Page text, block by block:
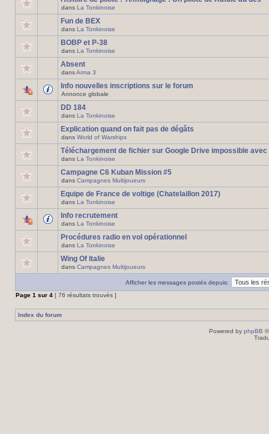
dans La Tonkinoise
Fun de BEX
dans La Tonkinoise
BOBP et P-38
dans La Tonkinoise
Absent
dansArma 3
Info nouvelles inscriptions sur le forum
Annonce globale
DD 184
dans La Tonkinoise
Explication quand on fait pas de dégâts
dans World of Warships
Téléchargement de fichier sur Google Drive impossible avec
dans La Tonkinoise
Campagne C6 Kuban Mission #5
dans Campagnes Multijoueurs
Equipe de France de voltige (Chatelaillon 2017)
dans La Tonkinoise
Info recrutement
dans La Tonkinoise
Procédures radio en vol opérationnel
dans La Tonkinoise
Wing Of Italie
dans Campagnes Multijoueurs
Afficher les messages postés depuis:
Page 1 sur 4 [ 76 résultats trouvés ]
Index du forum
Powered by phpBB